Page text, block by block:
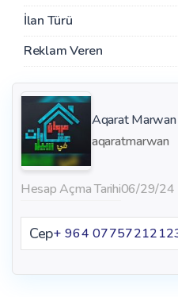
İlan Türü
Reklam Veren
Aqarat Marwan
aqaratmarwan
Hesap Açma Tarihi06/29/24
Cep+ 964